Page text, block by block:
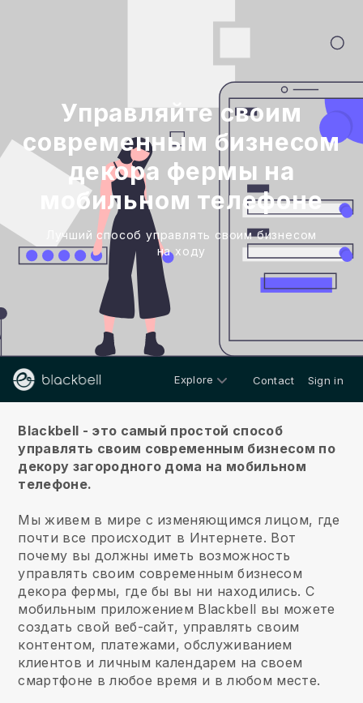
Управляйте своим
современным бизнесом
декора фермы на
мобильном телефоне
Лучший способ управлять своим бизнесом
на ходу
Explore Contact Sign in
Blackbell - это самый простой способ
управлять своим современным бизнесом по
декору загородного дома на мобильном
телефоне.
Мы живем в мире с изменяющимся лицом, где
почти все происходит в Интернете. Вот
почему вы должны иметь возможность
управлять своим современным бизнесом
декора фермы, где бы вы ни находились. С
мобильным приложением Blackbell вы можете
создать свой веб-сайт, управлять своим
контентом, платежами, обслуживанием
клиентов и личным календарем на своем
смартфоне в любое время и в любом месте.